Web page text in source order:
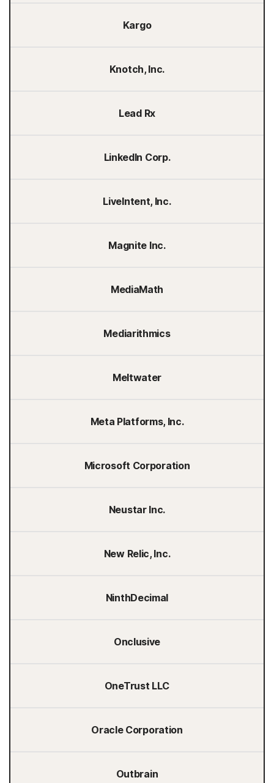
Kargo
Knotch, Inc.
Lead Rx
LinkedIn Corp.
LiveIntent, Inc.
Magnite Inc.
MediaMath
Mediarithmics
Meltwater
Meta Platforms, Inc.
Microsoft Corporation
Neustar Inc.
New Relic, Inc.
NinthDecimal
Onclusive
OneTrust LLC
Oracle Corporation
Outbrain